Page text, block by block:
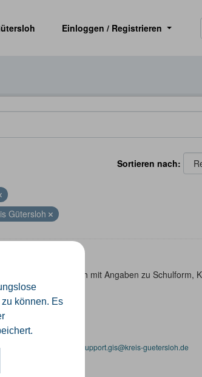
können. Es
Einloggen / Registrieren
Sortieren nach
Gütersloh
im Kreis Gütersloh mit Angaben zu Schulform,
Administrator unter: support.gis@kreis-guetersloh.de